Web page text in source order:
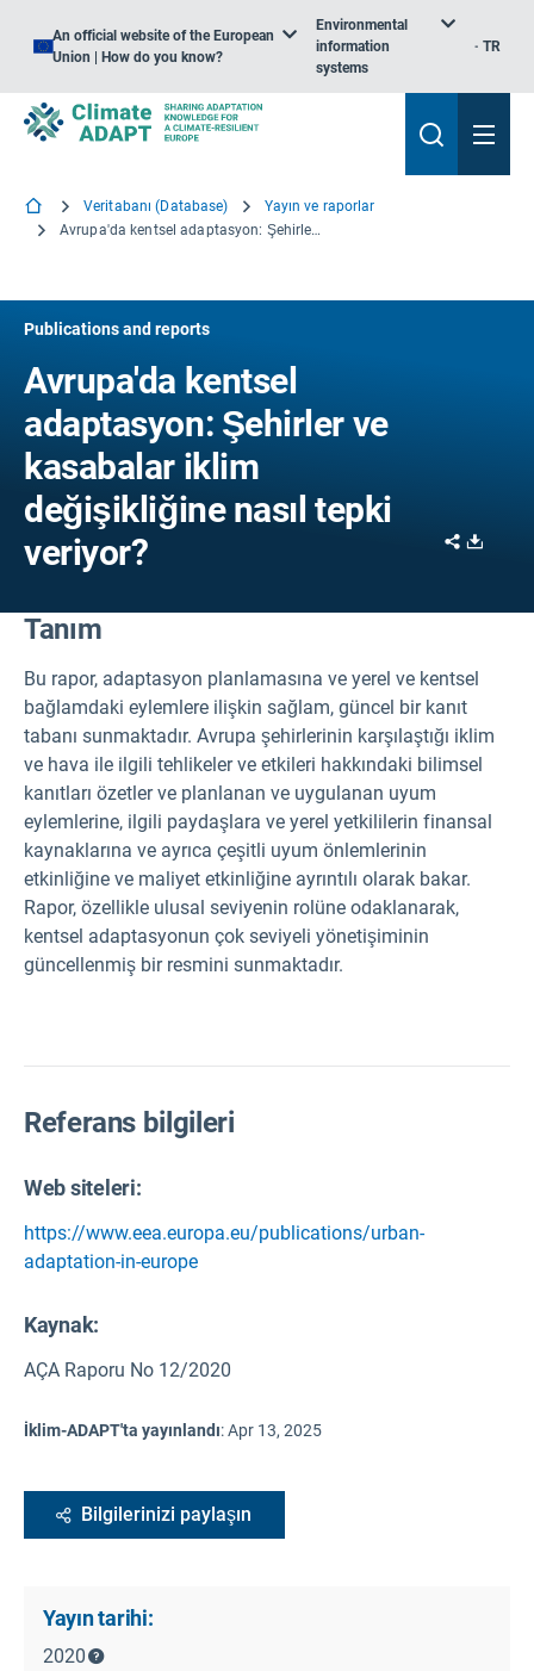
An official website of the European
Union | How do you know?
Environmental
information
systems
TR
Veritabanı (Database)
Yayın ve raporlar
Avrupa'da kentsel adaptasyon: Şehirler ve kasabalar iklim değişikliğine nasıl tepki veriyor?
Publications and reports
Avrupa'da kentsel
adaptasyon: Şehirler ve
kasabalar iklim
değişikliğine nasıl tepki
veriyor?
Share
Tanım
Bu rapor, adaptasyon planlamasına ve yerel ve kentsel
bağlamdaki eylemlere ilişkin sağlam, güncel bir kanıt
tabanı sunmaktadır. Avrupa şehirlerinin karşılaştığı iklim
ve hava ile ilgili tehlikeler ve etkileri hakkındaki bilimsel
kanıtları özetler ve planlanan ve uygulanan uyum
eylemlerine, ilgili paydaşlara ve yerel yetkililerin finansal
kaynaklarına ve ayrıca çeşitli uyum önlemlerinin
etkinliğine ve maliyet etkinliğine ayrıntılı olarak bakar.
Rapor, özellikle ulusal seviyenin rolüne odaklanarak,
kentsel adaptasyonun çok seviyeli yönetişiminin
güncellenmiş bir resmini sunmaktadır.
Referans bilgileri
Web siteleri:
https://www.eea.europa.eu/publications/urban-
adaptation-in-europe
Kaynak:
AÇA Raporu No 12/2020
İklim-ADAPT'ta yayınlandı:Apr 13, 2025
Bilgilerinizi paylaşın
Yayın tarihi:
2020